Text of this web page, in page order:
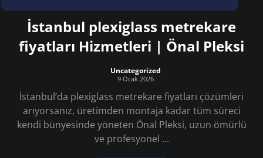
İstanbul plexiglass metrekare
fiyatları Hizmetleri | Önal Pleksi
Uncategorized
9 Ocak 2026
İstanbul’da plexiglass metrekare fiyatları çözümleri
arıyorsanız, üretimden montaja kadar tüm süreci
kendi bünyesinde yöneten Önal Pleksi, uzun ömürlü
ve profesyonel ...